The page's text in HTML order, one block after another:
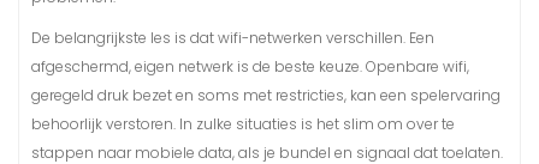
De belangrijkste les is dat wifi-netwerken verschillen. Een
afgeschermd, eigen netwerk is de beste keuze. Openbare wifi,
geregeld druk bezet en soms met restricties, kan een spelervaring
behoorlijk verstoren. In zulke situaties is het slim om over te
stappen naar mobiele data, als je bundel en signaal dat toelaten.